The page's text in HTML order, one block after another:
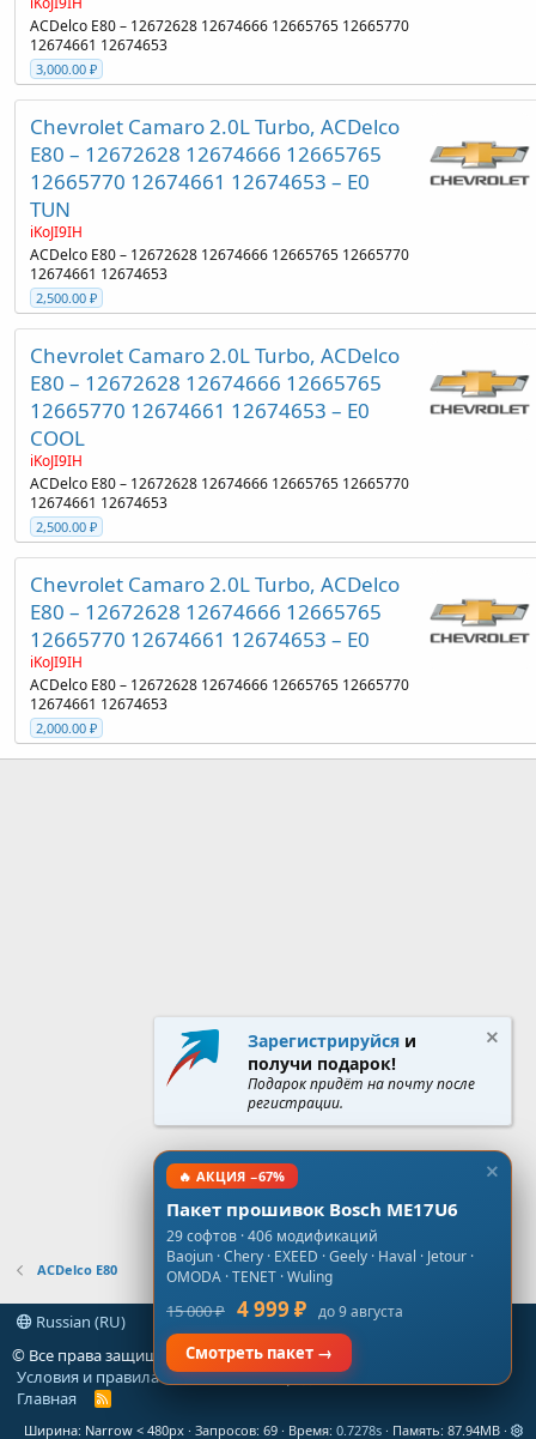
ACDelco E80 – 12672628 12674666 12665765 12665770
12674661 12674653
3,000.00 ₽
Chevrolet Camaro 2.0L Turbo, ACDelco
E80 – 12672628 12674666 12665765
12665770 12674661 12674653 – E0
TUN
iKoJI9IH
ACDelco E80 – 12672628 12674666 12665765 12665770
12674661 12674653
2,500.00 ₽
Chevrolet Camaro 2.0L Turbo, ACDelco
E80 – 12672628 12674666 12665765
12665770 12674661 12674653 – E0
COOL
iKoJI9IH
ACDelco E80 – 12672628 12674666 12665765 12665770
12674661 12674653
2,500.00 ₽
Chevrolet Camaro 2.0L Turbo, ACDelco
E80 – 12672628 12674666 12665765
12665770 12674661 12674653 – E0
iKoJI9IH
ACDelco E80 – 12672628 12674666 12665765 12665770
12674661 12674653
2,000.00 ₽
ACDelco E80
Russian (RU)
© Все права защищеныgt-forum.info
Условия и правила
Политика конфиденциальности
Помощь
Главная
R
S
Ширина Запросов 69 Время 0.7278s Память 87.94MB
Зарегистрируйся и
получи подарок!
Подарок придёт на почту после
регистрации.
🔥 АКЦИЯ −67%
Пакет прошивок Bosch ME17U6
29 софтов · 406 модификаций
Baojun · Chery · EXEED · Geely · Haval · Jetour ·
OMODA · TENET · Wuling
15 000 ₽ 4 999 ₽ до 9 августа
Смотреть пакет →